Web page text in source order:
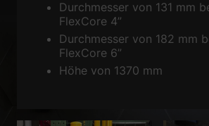
Durchmesser von 131 mm
FlexCore 4”
Durchmesser von 182 mm
FlexCore 6”
Höhe von 1370 mm
helfen uns zu verstehen, wie unsere Besucher
Cookie-Informationen
Externe Medien (2)
Inhalte von Videoplattformen und Social-Media-